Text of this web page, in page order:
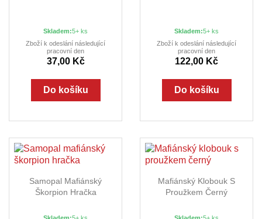
Skladem:5+ ks
Zboží k odeslání následující
pracovní den
37,00 Kč
Do košíku
Skladem:5+ ks
Zboží k odeslání následující
pracovní den
122,00 Kč
Do košíku
Samopal Mafiánský
Škorpion Hračka
Mafiánský Klobouk S
Proužkem Černý